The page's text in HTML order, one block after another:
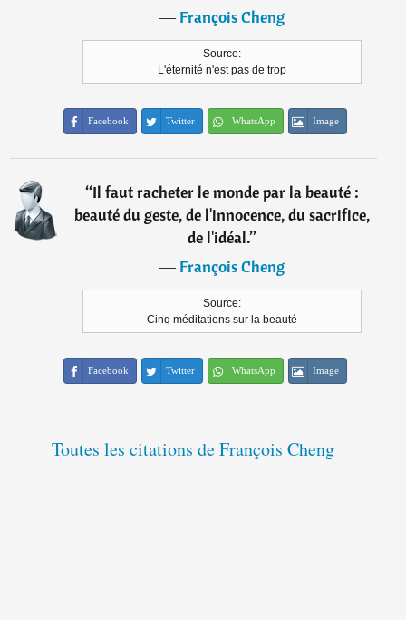
―François Cheng
Source:
L'éternité n'est pas de trop
Facebook Twitter WhatsApp Image
“Il faut racheter le monde par la beauté :
beauté du geste, de l'innocence, du sacrifice,
de l'idéal.”
―François Cheng
Source:
Cinq méditations sur la beauté
Facebook Twitter WhatsApp Image
Toutes les citations de François Cheng